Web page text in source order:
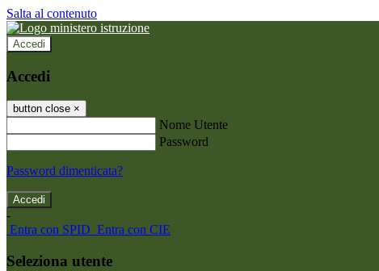
Salta al contenuto
Accedi
Accedi
button close ×
Nome Utente
Password
Password dimenticata?
-
Entra con SPID Entra con CIE
Seleziona utente